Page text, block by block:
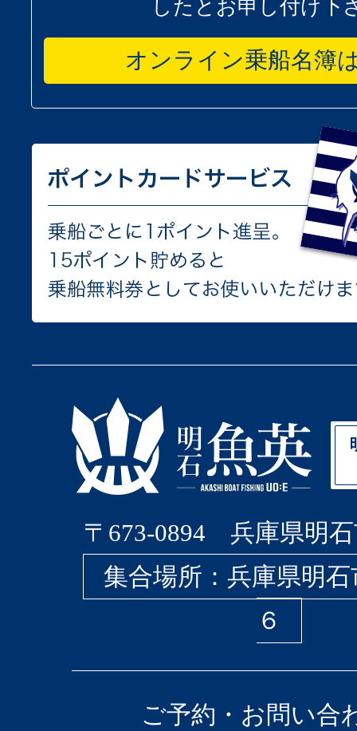
したとお申し付け下
オンライン乗船名簿
〒673-0894 兵庫県明石
集合場所：兵庫県明
６
ご予約・お問い合